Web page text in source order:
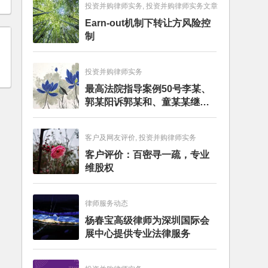
投资并购律师实务, 投资并购律师实务文章
Earn-out机制下转让方风险控
制
投资并购律师实务
最高法院指导案例50号李某、
郭某阳诉郭某和、童某某继承
纠纷案
客户及网友评价, 投资并购律师实务
客户评价：百密寻一疏，专业
维股权
律师服务动态
杨春宝高级律师为深圳国际会
展中心提供专业法律服务